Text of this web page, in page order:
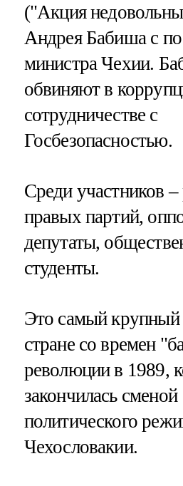
("Акция
Андрея Бабиша с
министра Чехии.
обвиняют в
сотрудничестве с
Госбезопасностью.
Среди участников –
правых партий,
депутаты,
студенты.
Это самый крупный
стране со времен
революции в 1989,
закончилась сменой
политического
Чехословакии.